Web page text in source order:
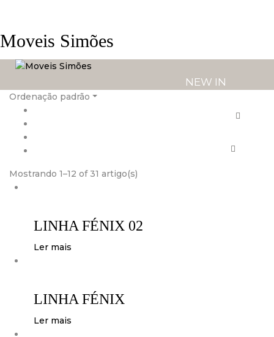
Moveis Simões
NEW IN
Ordenação padrão
Mostrando 1–12 of 31 artigo(s)
LINHA FÉNIX 02
Ler mais
LINHA FÉNIX
Ler mais